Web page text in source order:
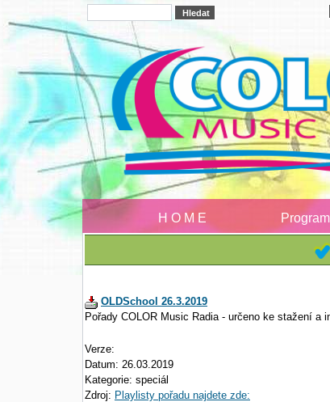
H O M E Program
OLDSchool 26.3.2019
Pořady COLOR Music Radia - určeno ke stažení a
Verze:
Datum: 26.03.2019
Kategorie: speciál
Zdroj: Playlisty pořadu najdete zde: